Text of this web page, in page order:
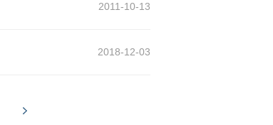
2011-10-13
2018-12-03